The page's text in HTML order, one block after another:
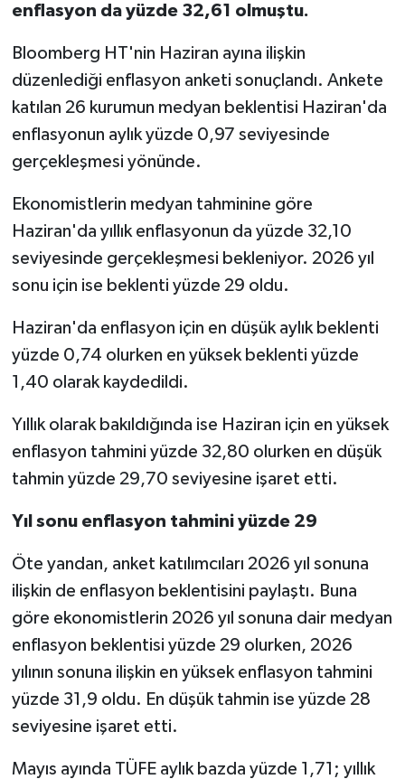
enflasyon da yüzde 32,61 olmuştu.
Bloomberg HT'nin Haziran ayına ilişkin
düzenlediği enflasyon anketi sonuçlandı. Ankete
katılan 26 kurumun medyan beklentisi Haziran'da
enflasyonun aylık yüzde 0,97 seviyesinde
gerçekleşmesi yönünde.
Ekonomistlerin medyan tahminine göre
Haziran'da yıllık enflasyonun da yüzde 32,10
seviyesinde gerçekleşmesi bekleniyor. 2026 yıl
sonu için ise beklenti yüzde 29 oldu.
Haziran'da enflasyon için en düşük aylık beklenti
yüzde 0,74 olurken en yüksek beklenti yüzde
1,40 olarak kaydedildi.
Yıllık olarak bakıldığında ise Haziran için en yüksek
enflasyon tahmini yüzde 32,80 olurken en düşük
tahmin yüzde 29,70 seviyesine işaret etti.
Yıl sonu enflasyon tahmini yüzde 29
Öte yandan, anket katılımcıları 2026 yıl sonuna
ilişkin de enflasyon beklentisini paylaştı. Buna
göre ekonomistlerin 2026 yıl sonuna dair medyan
enflasyon beklentisi yüzde 29 olurken, 2026
yılının sonuna ilişkin en yüksek enflasyon tahmini
yüzde 31,9 oldu. En düşük tahmin ise yüzde 28
seviyesine işaret etti.
Mayıs ayında TÜFE aylık bazda yüzde 1,71; yıllık